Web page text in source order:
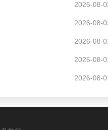
2026-08-
2026-08-
2026-08-
2026-08-
2026-08-